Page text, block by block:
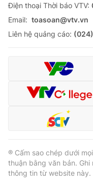
Ðiện thoại Thời báo VTV:
Email: toasoan@vtv.vn
Liên hệ quảng cáo:
® Cấm sao chép dưới
thuận bằng văn bản. Ghi
thông tin từ website này.